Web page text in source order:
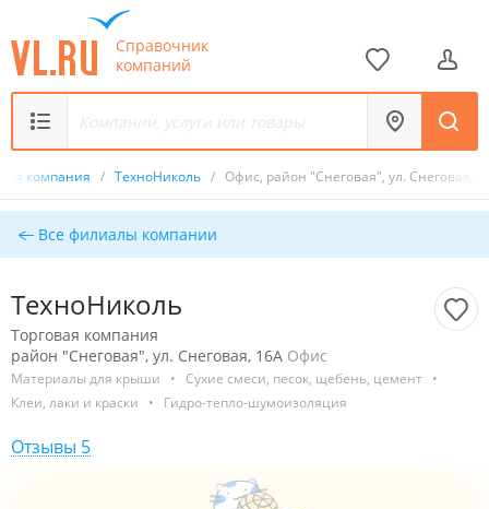
Справочник
компаний
компания / ТехноНиколь / Офис, район "Снеговая", ул. Снеговая,
Все филиалы компании
ТехноНиколь
Торговая компания
район "Снеговая", ул. Снеговая, 16А Офис
Материалы для крыши • Сухие смеси, песок, щебень, цемент •
Клеи, лаки и краски
• Гидро-тепло-шумоизоляция
Отзывы 5